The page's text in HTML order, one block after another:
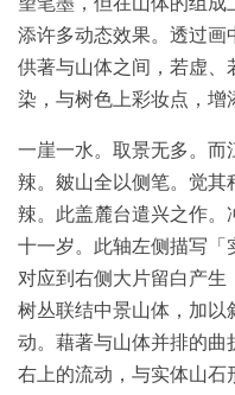
添许多动态效果。透过画
供著与山体之间，若虚、
染，与树色上彩妆点，增
一崖一水。取景无多。而
辣。皴山全以侧笔。觉其
辣。此盖麓台遣兴之作。
十一岁。此轴左侧描写「
对应到右侧大片留白产生
树丛联结中景山体，加以
动。藉著与山体并排的曲
右上的流动，与实体山石
雕
刻
文
器